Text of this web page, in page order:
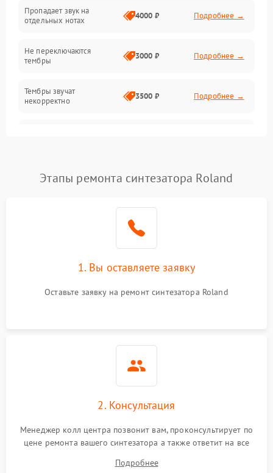
Оптика
Электроника
Пропадает звук на
отдельных нотах
4000 ₽ Подробнее →
Не переключаются
тембры
3000 ₽ Подробнее →
Тембры звучат
некорректно
3500 ₽ Подробнее →
Этапы ремонта синтезатора Roland
1. Вы оставляете заявку
Оставьте заявку на ремонт синтезатора Roland
2. Консультация
Менеджер колл центра позвонит вам, проконсультирует по
цене ремонта вашего синтезатора а также ответит на все
Подробнее